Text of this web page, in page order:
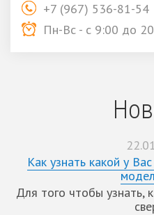
+7 (967) 536-81-54
Пн-Вс - с 9:00 до
Как узнать какой у
Для того чтобы узнать,